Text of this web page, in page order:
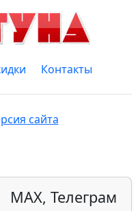
Контакты
сайта
MAX, Телеграм